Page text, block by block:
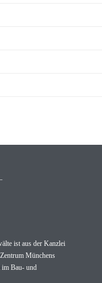
ist aus der Kanzlei
Münchens
im Bau- und